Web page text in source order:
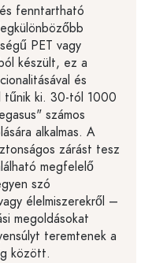
fenntartható
PET vagy
készült, ez a
és
tűnik ki. 30-tól 1000
számos
alkalmas. A
zárást tesz
megfelelő
szó
élelmiszerekről –
megoldásokat
teremtenek a
között.